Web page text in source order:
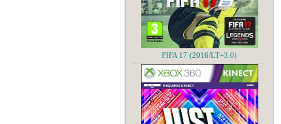
FIFA 17 (2016/LT+3.0)